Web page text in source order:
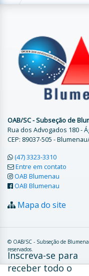
OAB/SC - Subseção de
Rua dos Advogados 180 -
CEP: 89037-505 -
(47) 3323-3310
Entre em contato
OAB Blumenau
OAB Blumenau
Mapa do site
© OAB/SC - Subseção de
reservados.
Inscreva-se para
receber todo o